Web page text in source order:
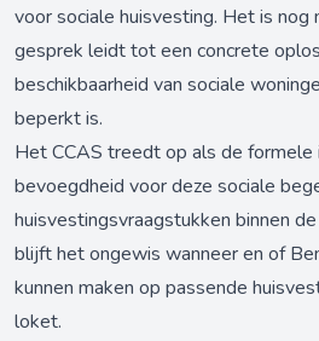
voor sociale huisvesting. Het is
gesprek leidt tot een concrete
beschikbaarheid van sociale
beperkt is.
Het CCAS treedt op als de
bevoegdheid voor deze sociale
huisvestingsvraagstukken binnen
blijft het ongewis wanneer en of
kunnen maken op passende
loket.